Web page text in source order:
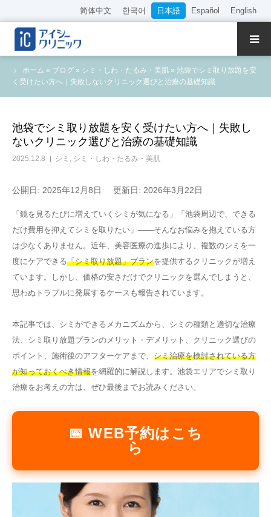
简体中文 한국어 日本語 Español English
ホーム » ブログ » シミ・しわ・たるみ・美肌 » 池袋でシミ取り放題を安
く受けたい方へ｜失敗しないクリニック選びと治療の基礎知識
池袋でシミ取り放題を安く受けたい方へ｜失敗し
ないクリニック選びと治療の基礎知識
2025.12.8 シミ , シミ・しわ・たるみ・美肌
公開日: 2025年12月8日 更新日: 2026年3月22日
「鏡を見るたびに増えていくシミが気になる」「池袋周辺で、できる
だけ費用を抑えてシミを取りたい」——そんなお悩みを抱えている方
は少なくありません。近年、美容医療の進歩により、複数のシミを一
度にケアできる「シミ取り放題」プランを提供するクリニックが増え
ています。しかし、価格の安さだけでクリニックを選んでしまうと、
思わぬトラブルに発展するケースも報告されています。
本記事では、シミができるメカニズムから、シミの種類と適切な治療
法、シミ取り放題プランのメリット・デメリット、クリニック選びの
ポイント、施術後のアフターケアまで、 シミ治療を検討されている方
が知っておくべき情報を網羅的に解説します。池袋エリアでシミ取り
治療をお考えの方は、ぜひ最後までお読みください。
📅 WEB予約はこち
ら
クリニック紹介
診療内容
WEB予約
料金表
採用情報
その他
言語
简体中文 日本語 Español
English